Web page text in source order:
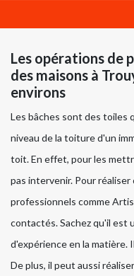
Les opérations de
des maisons à
environs
Les bâches sont des toiles
niveau de la toiture d'un
toit. En effet, pour les
pas intervenir. Pour
professionnels comme
contactés. Sachez qu'il est
d'expérience en la matière.
De plus, il peut aussi